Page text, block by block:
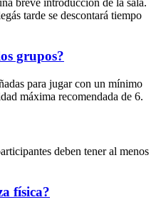
breve introducción de la sala.
tarde se descontará tiempo
grupos?
para jugar con un mínimo
máxima recomendada de 6.
deben tener al menos
física?